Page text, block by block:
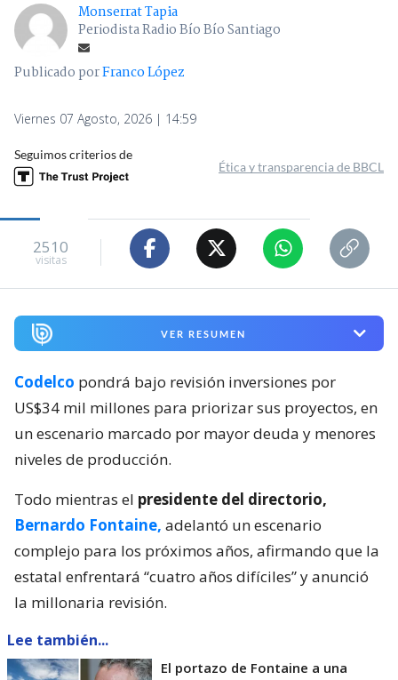
Monserrat Tapia
Periodista Radio Bío Bío Santiago
Publicado porFranco López
Viernes 07 Agosto, 2026 | 14:59
Seguimos criterios de
Ética y transparencia de BBCL
2510
visitas
VER RESUMEN
Codelco pondrá bajo revisión inversiones por
US$34 mil millones para priorizar sus proyectos, en
un escenario marcado por mayor deuda y menores
niveles de producción.
Todo mientras el presidente del directorio,
Bernardo Fontaine, adelantó un escenario
complejo para los próximos años, afirmando que la
estatal enfrentará “cuatro años difíciles” y anunció
la millonaria revisión.
Lee también...
El portazo de Fontaine a una